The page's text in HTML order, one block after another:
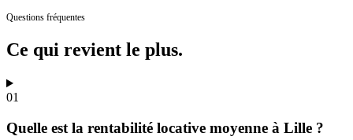
Questions fréquentes
Ce qui revient le plus.
01
Quelle est la rentabilité locative moyenne à Lille ?